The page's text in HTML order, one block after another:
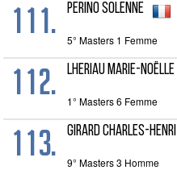
111. PERINO Solenne
5° Masters 1 Femme
112. LHERIAU Marie-Noëlle
1° Masters 6 Femme
113. GIRARD Charles-Henri
9° Masters 3 Homme